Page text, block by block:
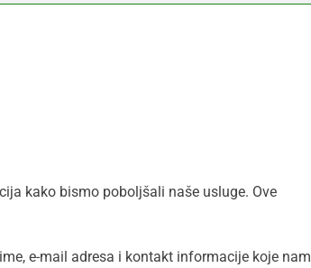
kako bismo poboljšali naše usluge. Ove
e-mail adresa i kontakt informacije koje nam